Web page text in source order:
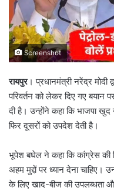
a
i
l
Screenshot
रायपुर। प्रधानमंत्री नरेंद्र मोदी
परिवर्तन को लेकर दिए गए बयान
दी है। उन्होंने कहा कि भाजपा
फिर दूसरों को उपदेश देती है।
भूपेश बघेल ने कहा कि कांग्रेस की
अहम मुद्दों पर ध्यान देना चाहिए।
के लिए खाद-बीज की उपलब्धता